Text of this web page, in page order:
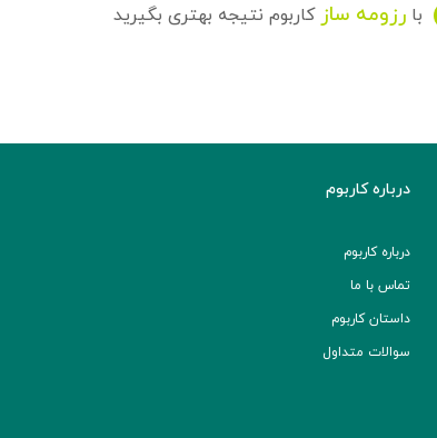
با رزومه ساز کاربوم نتیجه بهتری بگیرید
درباره کاربوم
درباره کاربوم
تماس با ما
داستان کاربوم
سوالات متداول